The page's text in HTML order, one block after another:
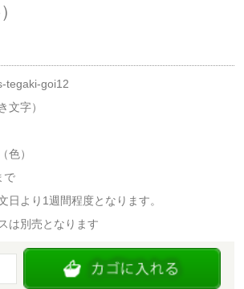
tegaki-goi12
文字）
色）
で
日より1週間程度となります。
は別売となります